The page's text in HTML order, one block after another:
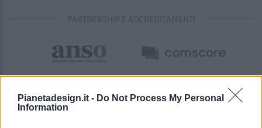
Pianetadesign.it - Do Not Process My Personal
Information
PARTNERSHIP E ACCREDITAMENTI